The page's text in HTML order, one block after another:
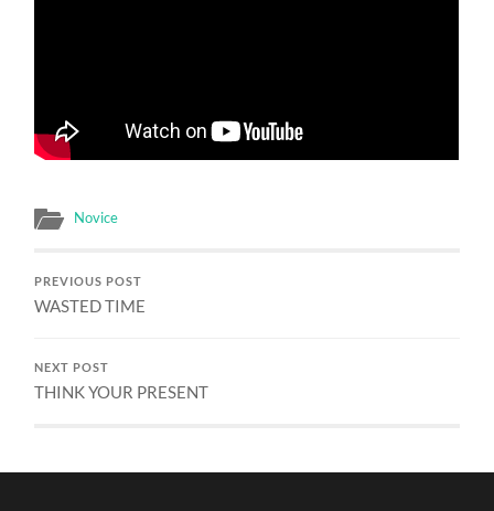
Novice
PREVIOUS POST
WASTED TIME
NEXT POST
THINK YOUR PRESENT